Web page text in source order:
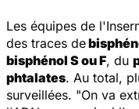
Les équipes de
des traces de
bisphénol S ou F, du
phtalates. Au total,
surveillées. "On va